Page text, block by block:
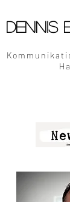
Dennis